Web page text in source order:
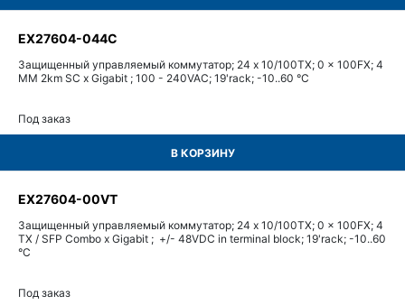
EX27604-044C
Защищенный управляемый коммутатор; 24 x 10/100TX; 0 x 100FX; 4
MM 2km SC x Gigabit ; 100 - 240VAC; 19'rack; -10..60 °C
Под заказ
В КОРЗИНУ
EX27604-00VT
Защищенный управляемый коммутатор; 24 x 10/100TX; 0 x 100FX; 4
TX / SFP Combo x Gigabit ; +/- 48VDC in terminal block; 19'rack; -10..60
°C
Под заказ